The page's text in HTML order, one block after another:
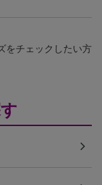
をチェックしたい方